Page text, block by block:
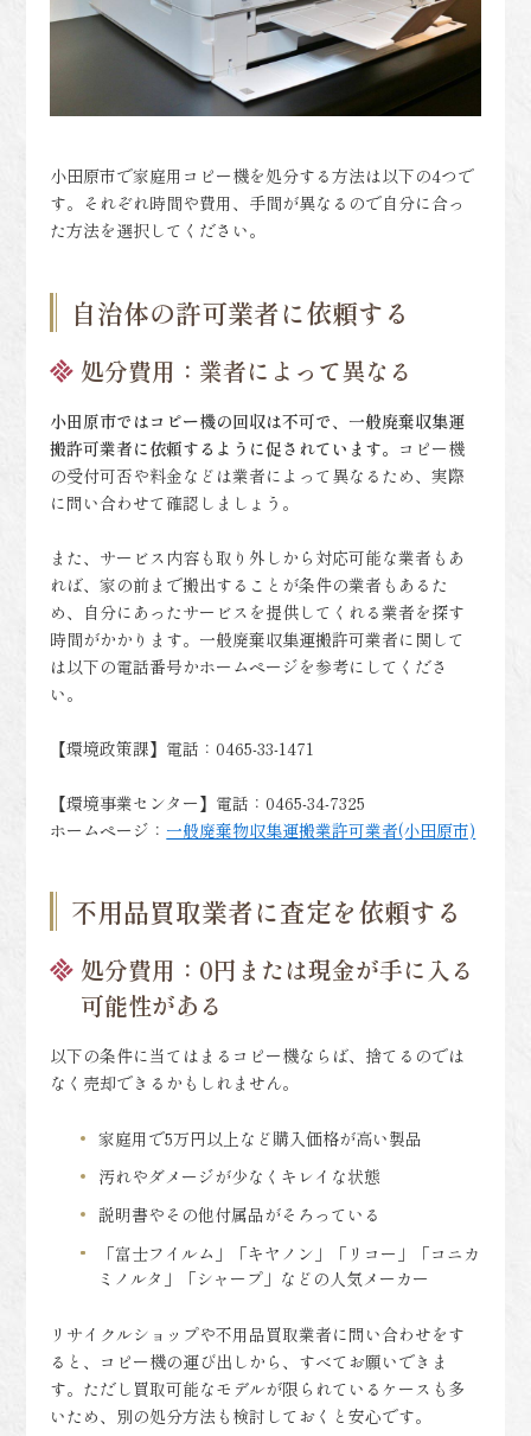
小田原市で家庭用コピー機を処分する方法は以下の4つで
す。それぞれ時間や費用、手間が異なるので自分に合っ
た方法を選択してください。
自治体の許可業者に依頼する
処分費用：業者によって異なる
小田原市ではコピー機の回収は不可で、一般廃棄収集運
搬許可業者に依頼するように促されています。 コピー機
の受付可否や料金などは業者によって異なるため、実際
に問い合わせて確認しましょう。
また、サービス内容も取り外しから対応可能な業者もあ
れば、家の前まで搬出することが条件の業者もあるた
め、自分にあったサービスを提供してくれる業者を探す
時間がかかります。一般廃棄収集運搬許可業者に関して
は以下の電話番号かホームページを参考にしてくださ
い。
【環境政策課】電話：0465-33-1471
【環境事業センター】電話：0465-34-7325
ホームページ： 一般廃棄物収集運搬業許可業者(小田原市)
不用品買取業者に査定を依頼する
処分費用：0円または現金が手に入る
可能性がある
以下の条件に当てはまるコピー機ならば、捨てるのでは
なく売却できるかもしれません。
家庭用で5万円以上など購入価格が高い製品
汚れやダメージが少なくキレイな状態
説明書やその他付属品がそろっている
「富士フイルム」「キヤノン」「リコー」「コニカ
ミノルタ」「シャープ」などの人気メーカー
リサイクルショップや不用品買取業者に問い合わせをす
ると、コピー機の運び出しから、すべてお願いできま
す。ただし買取可能なモデルが限られているケースも多
いため、別の処分方法も検討しておくと安心です。